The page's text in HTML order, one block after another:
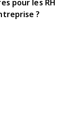
pour les RH
?